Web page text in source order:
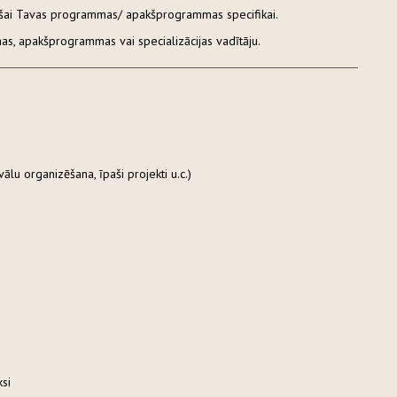
Tavas programmas/ apakšprogrammas specifikai.
apakšprogrammas vai specializācijas vadītāju.
organizēšana, īpaši projekti u.c.)